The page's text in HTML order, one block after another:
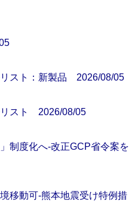
スト：新製品 2026/08/05
リスト 2026/08/05
制度化へ‐改正GCP省令案を
移動可‐熊本地震受け特例措